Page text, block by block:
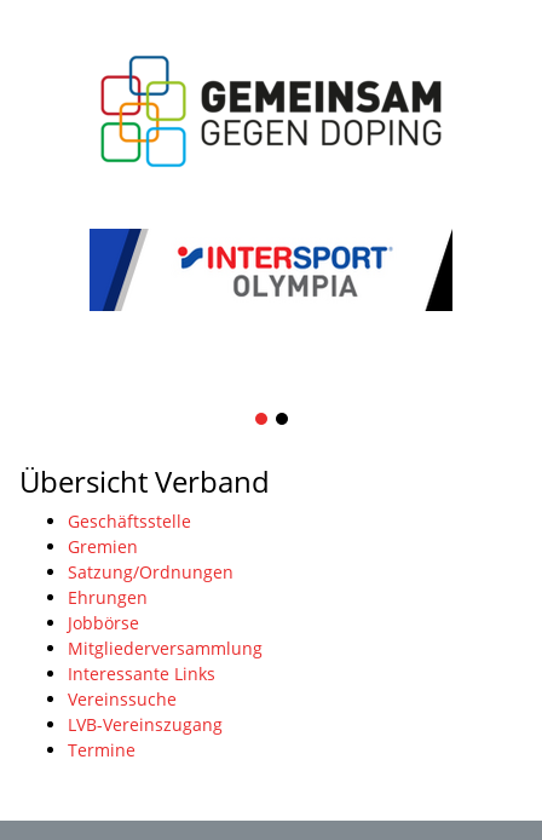
1 2
Übersicht Verband
Geschäftsstelle
Gremien
Satzung/Ordnungen
Ehrungen
Jobbörse
Mitgliederversammlung
Interessante Links
Vereinssuche
LVB-Vereinszugang
Termine